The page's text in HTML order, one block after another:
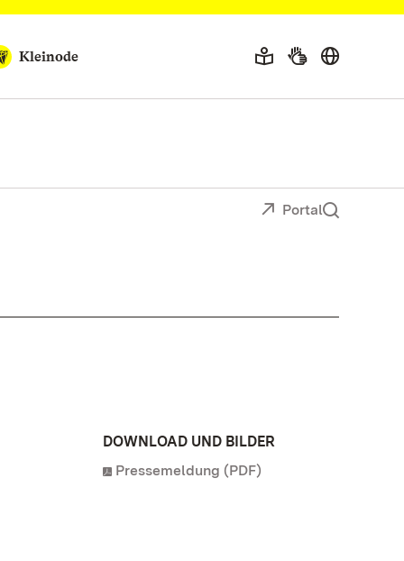
Kleinode
Portal
DOWNLOAD UND BILDER
Pressemeldung (PDF)